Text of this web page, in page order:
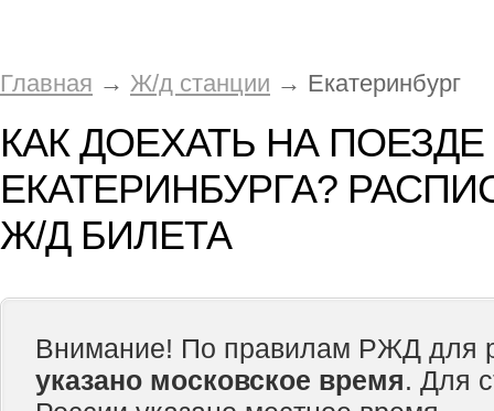
Главная → Ж/д станции → Екатеринбург
КАК ДОЕХАТЬ НА
ЕКАТЕРИНБУРГА?
Ж/Д БИЛЕТА
Внимание! По правилам РЖД для
указано московское время. Для